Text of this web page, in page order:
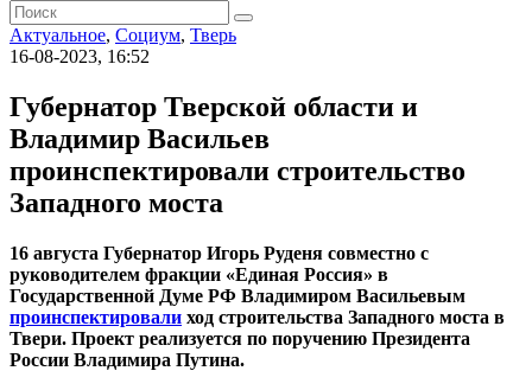
Актуальное, Социум, Тверь
16-08-2023, 16:52
Губернатор Тверской области и
Владимир Васильев
проинспектировали строительство
Западного моста
16 августа Губернатор Игорь Руденя совместно с
руководителем фракции «Единая Россия» в
Государственной Думе РФ Владимиром Васильевым
проинспектировали ход строительства Западного моста в
Твери. Проект реализуется по поручению Президента
России Владимира Путина.